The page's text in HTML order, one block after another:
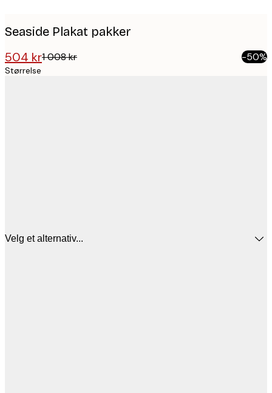
Seaside Plakat pakker
504 kr1 008 kr -50%
Størrelse
Velg et alternativ...